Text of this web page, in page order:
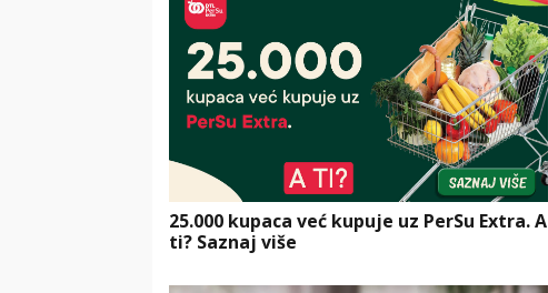
25.000 kupaca već kupuje uz PerSu Extra. A
ti? Saznaj više